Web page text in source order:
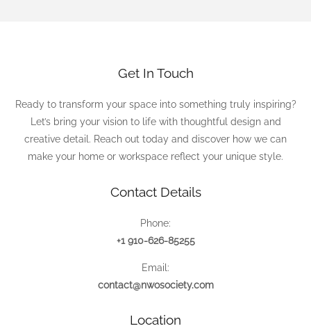
Get In Touch
Ready to transform your space into something truly inspiring?
Let’s bring your vision to life with thoughtful design and
creative detail. Reach out today and discover how we can
make your home or workspace reflect your unique style.
Contact Details
Phone:
+1 910-626-85255
Email:
contact@nwosociety.com
Location